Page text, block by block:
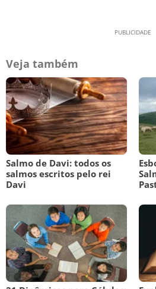
Veja também
Salmo de Davi: todos os
salmos escritos pelo rei
Davi